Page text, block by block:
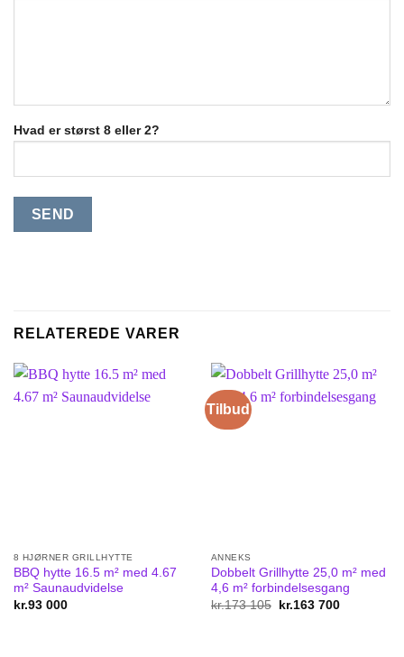
Hvad er størst 8 eller 2?
RELATEREDE VARER
8 HJØRNER GRILLHYTTE
BBQ hytte 16.5 m² med 4.67
m² Saunaudvidelse
kr.93 000
Tilbud
ANNEKS
Dobbelt Grillhytte 25,0 m² med
4,6 m² forbindelsesgang
kr.173 105
Original
kr.163 700Current